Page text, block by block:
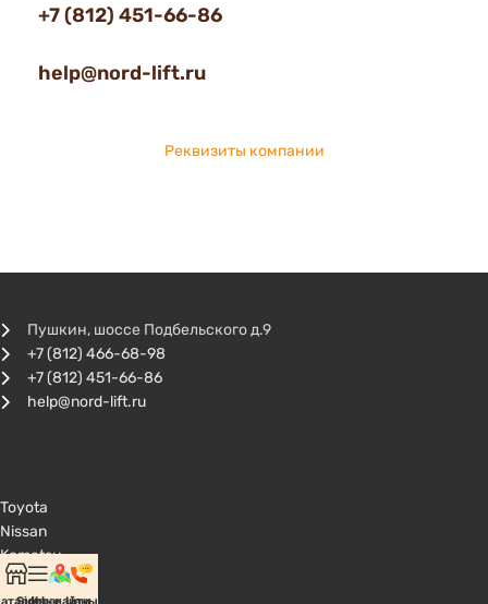
+7 (812) 451-66-86
help@nord-lift.ru
Реквизиты компании
Пушкин, шоссе Подбельского д.9
+7 (812) 466-68-98
+7 (812) 451-66-86
help@nord-lift.ru
Toyota
Nissan
Komatsu
Mitsubishi
Sidebar
Как найти
Цены